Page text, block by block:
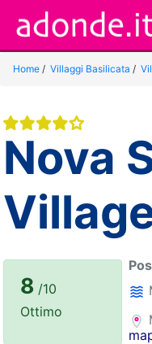
Home / Villaggi Basilicata /
Nova
8 /10
Ottimo